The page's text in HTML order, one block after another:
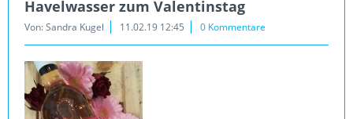
Havelwasser zum Valentinstag
Von: Sandra Kugel 11.02.19 12:45 0 Kommentare